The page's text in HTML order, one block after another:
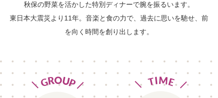
秋保の野菜を活かした特別ディナーで腕を振るいます。
東日本大震災より11年。音楽と食の力で、過去に思いを馳せ、前
を向く時間を創り出します。